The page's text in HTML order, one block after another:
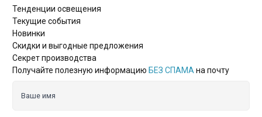
Тенденции освещения
Текущие события
Новинки
Скидки и выгодные предложения
Секрет производства
Получайте полезную информацию БЕЗ СПАМА на почту
Ваше имя